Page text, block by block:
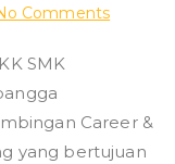
Commentson
&
Study
SMK
Career &
yang bertujuan